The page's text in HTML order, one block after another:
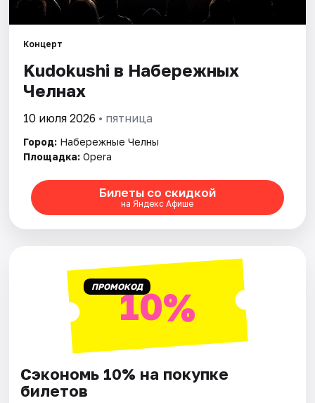
Площадки
Рейтинги
Концерт
Kudokushi в Набережных
Челнах
10 июля 2026 • пятница
Город: Набережные Челны
Площадка: Opera
Билеты со скидкой
на Яндекс Афише
ПРОМОКОД10%
Сэкономь 10% на покупке
билетов